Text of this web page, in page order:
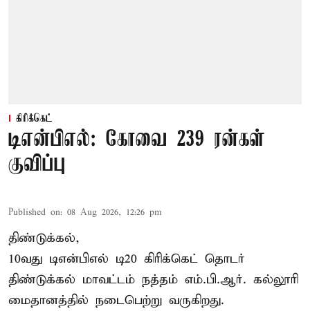
கிரிக்கெட்
டிஎன்பிஎல்: கோவை 239 ரன்கள்
குவிப்பு
Published on: 08 Aug 2026, 12:26 pm
திண்டுக்கல்,
10வது டிஎன்பிஎல் டி20 கிரிக்கெட் தொடர்
திண்டுக்கல் மாவட்டம் நத்தம் எம்.பி.ஆர். கல்லூரி
மைதானத்தில் நடைபெற்று வருகிறது.